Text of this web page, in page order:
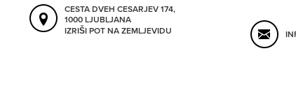
CESTA DVEH CESARJEV 174,
1000 LJUBLJANA
IZRIŠI POT NA ZEMLJEVIDU